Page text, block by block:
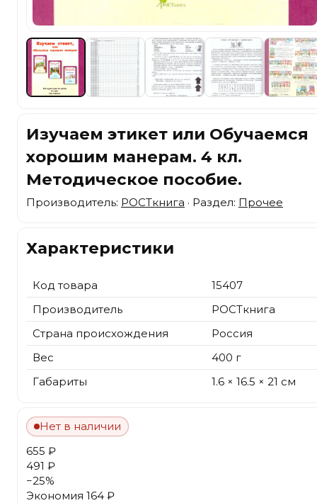
Изучаем этикет или Обучаемся
хорошим манерам. 4 кл.
Методическое пособие.
Производитель: РОСТкнига · Раздел: Прочее
Характеристики
Код товара
15407
Производитель
РОСТкнига
Страна происхождения
Россия
Вес
400 г
Габариты
1.6 × 16.5 × 21 см
Нет в наличии
655 ₽
491 ₽
−25%
Экономия 164 ₽